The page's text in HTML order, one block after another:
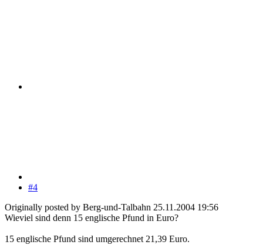
#4
Originally posted by Berg-und-Talbahn 25.11.2004 19:56
Wieviel sind denn 15 englische Pfund in Euro?
15 englische Pfund sind umgerechnet 21,39 Euro.